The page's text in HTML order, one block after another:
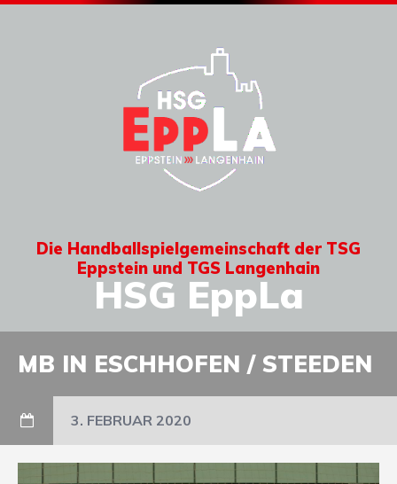
Die Handballspielgemeinschaft der TSG
Eppstein und TGS Langenhain
HSG EppLa
MB IN ESCHHOFEN / STEEDEN
3. FEBRUAR 2020